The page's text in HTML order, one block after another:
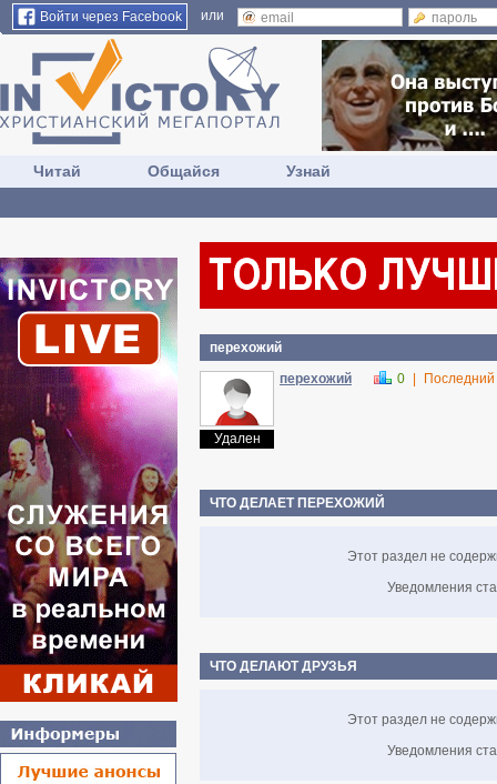
Войти через Facebook или
Читай Общайся Узнай
перехожий
Удален
перехожий 0
ЧТО ДЕЛАЕТ ПЕРЕХОЖИЙ
Этот раздел не
Уведомления
ЧТО ДЕЛАЮТ ДРУЗЬЯ
Этот раздел не
Уведомления